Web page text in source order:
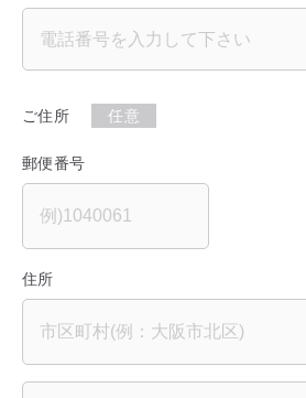
ご住所 任意
郵便番号
住所